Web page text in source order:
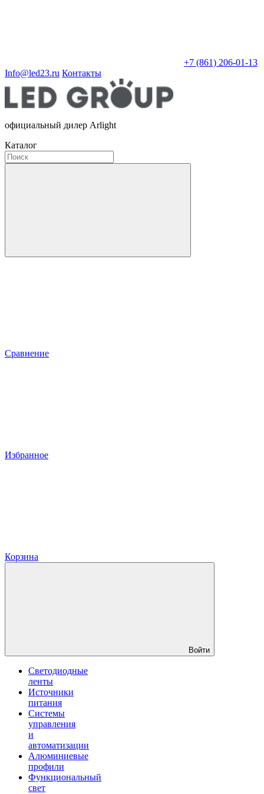
+7 (861) 206-01-13
Info@led23.ru Контакты
официальный дилер Arlight
Каталог
Сравнение
Избранное
Корзина
Войти
Светодиодные
ленты
Источники
питания
Системы
управления
и
автоматизации
Алюминиевые
профили
Функциональный
свет